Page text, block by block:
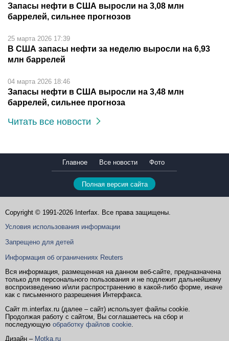
Запасы нефти в США выросли на 3,08 млн
баррелей, сильнее прогнозов
25 марта 2026 17:39
В США запасы нефти за неделю выросли на 6,93
млн баррелей
04 марта 2026 18:46
Запасы нефти в США выросли на 3,48 млн
баррелей, сильнее прогноза
Читать все новости
Главное Все новости Фото
Полная версия сайта
Copyright © 1991-2026 Interfax. Все права защищены.
Условия использования информации
Запрещено для детей
Информация об ограничениях Reuters
Вся информация, размещенная на данном веб-сайте, предназначена
только для персонального пользования и не подлежит дальнейшему
воспроизведению и/или распространению в какой-либо форме, иначе
как с письменного разрешения Интерфакса.
Сайт m.interfax.ru (далее – сайт) использует файлы cookie.
Продолжая работу с сайтом, Вы соглашаетесь на сбор и
последующую обработку файлов cookie.
Дизайн – Motka.ru